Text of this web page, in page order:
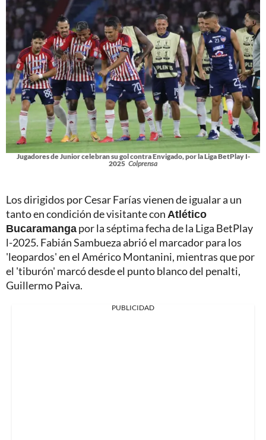
Jugadores de Junior celebran su gol contra Envigado, por la Liga BetPlay I-
2025 Colprensa
Los dirigidos por Cesar Farías vienen de igualar a un
tanto en condición de visitante con Atlético
Bucaramangapor la séptima fecha de la Liga BetPlay
l-2025. Fabián Sambueza abrió el marcador para los
'leopardos' en el Américo Montanini, mientras que por
el 'tiburón' marcó desde el punto blanco del penalti,
Guillermo Paiva.
PUBLICIDAD